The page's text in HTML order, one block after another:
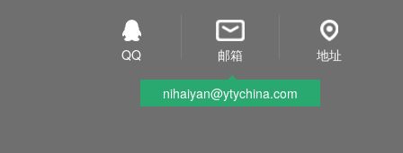
QQ 邮箱
nihaiyan@ytychina.com
地址